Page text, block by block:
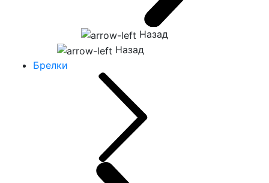
Назад
Назад
Брелки